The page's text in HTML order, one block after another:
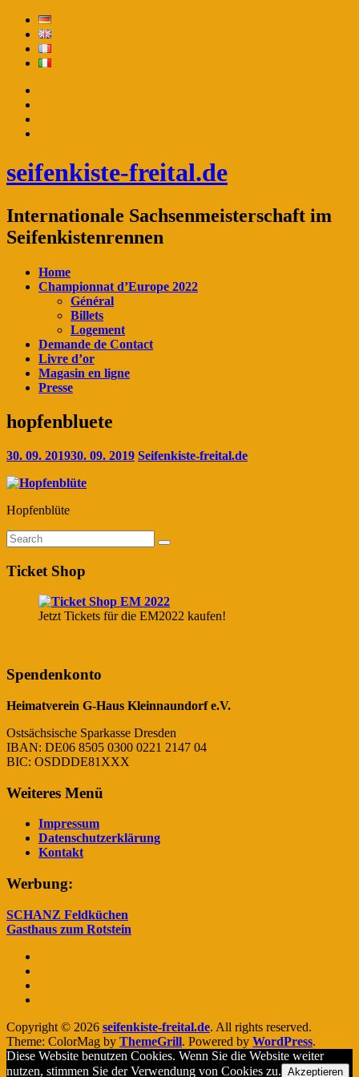
seifenkiste-freital.de
Internationale Sachsenmeisterschaft im
Seifenkistenrennen
Home
Championnat d’Europe 2022
Général
Billets
Logement
Demande de Contact
Livre d’or
Magasin en ligne
Presse
hopfenbluete
30. 09. 201930. 09. 2019 Seifenkiste-freital.de
Hopfenblüte
Ticket Shop
Jetzt Tickets für die EM2022 kaufen!
Spendenkonto
Heimatverein G-Haus Kleinnaundorf e.V.
Ostsächsische Sparkasse Dresden
IBAN: DE06 8505 0300 0221 2147 04
BIC: OSDDDE81XXX
Weiteres Menü
Impressum
Datenschutzerklärung
Kontakt
Werbung:
SCHANZ Feldküchen
Gasthaus zum Rotstein
Copyright © 2026 seifenkiste-freital.de. All rights reserved.
Theme: ColorMag by ThemeGrill. Powered by WordPress.
Diese Website benutzen Cookies. Wenn Sie die Website weiter
nutzen, stimmen Sie der Verwendung von Cookies zu. Akzeptieren